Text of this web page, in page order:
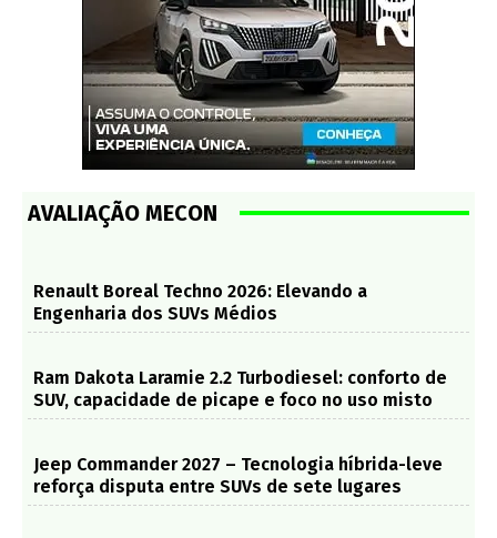
AVALIAÇÃO MECON
Renault Boreal Techno 2026: Elevando a
Engenharia dos SUVs Médios
Ram Dakota Laramie 2.2 Turbodiesel: conforto de
SUV, capacidade de picape e foco no uso misto
Jeep Commander 2027 – Tecnologia híbrida-leve
reforça disputa entre SUVs de sete lugares